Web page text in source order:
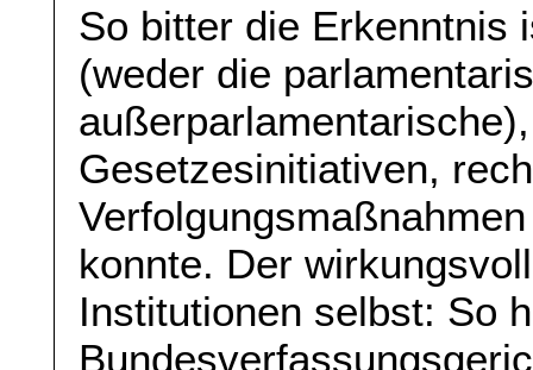
So bitter die Erkenntnis
(weder die
Gesetzesinitiativen,
konnte. Der
Institutionen selbst: So